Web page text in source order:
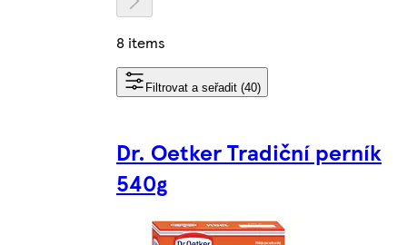
8 items
Filtrovat a seřadit (40)
Dr. Oetker Tradiční perník
540g